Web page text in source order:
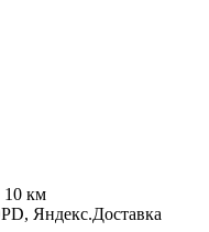
10 км
Яндекс.Доставка